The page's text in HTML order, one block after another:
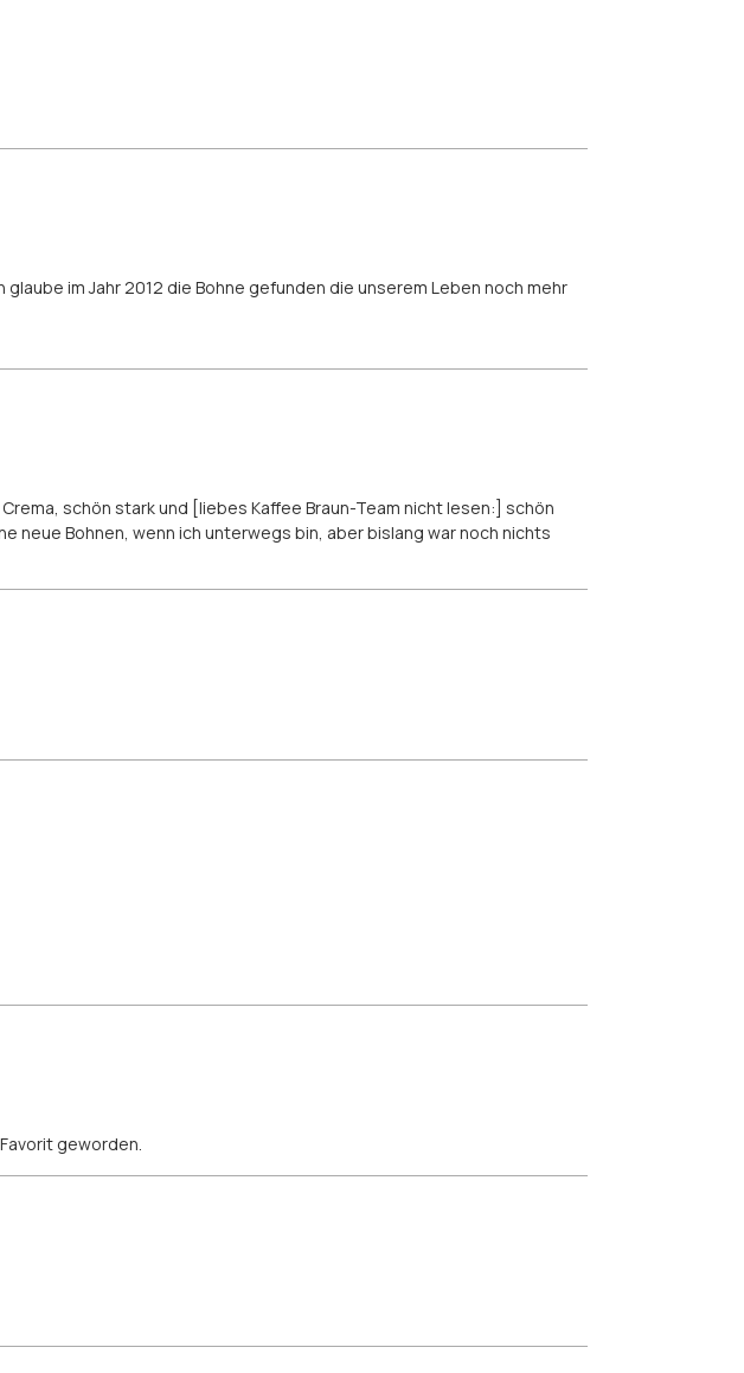
im Jahr 2012 die Bohne gefunden die unserem Leben noch mehr
schön stark und [liebes Kaffee Braun-Team nicht lesen:] schön
neue Bohnen, wenn ich unterwegs bin, aber bislang war noch nichts
geworden.